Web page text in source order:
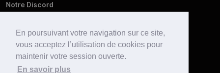
En poursuivant votre navigation sur ce site,
vous acceptez l’utilisation de cookies pour
maintenir votre session ouverte.
En savoir plus
Notre Discord
Facebook
Instagram
LinkedIn